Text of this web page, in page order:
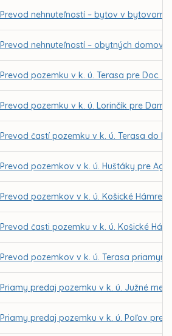
Prevod nehnuteľností – bytov v bytovom
Prevod nehnuteľností – obytných domov
Prevod pozemku v k. ú. Terasa pre Doc.
Prevod pozemku v k. ú. Lorinčík pre
Prevod častí pozemku v k. ú. Terasa do
Prevod pozemkov v k. ú. Huštáky pre
Prevod pozemkov v k. ú. Košické Hámre
Prevod časti pozemku v k. ú. Košické
Prevod pozemkov v k. ú. Terasa
Priamy predaj pozemku v k. ú. Južné
Priamy predaj pozemku v k. ú. Poľov pre